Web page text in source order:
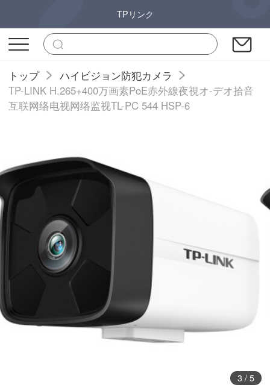
TPリンク
トップ
ハイビジョン防犯カメラ
TP-LINK H.265+400万画素PoE赤外線夜視オ-デオ拾音
互联网络电视网络监视TL-PC 544 HSP-6
3/ 5